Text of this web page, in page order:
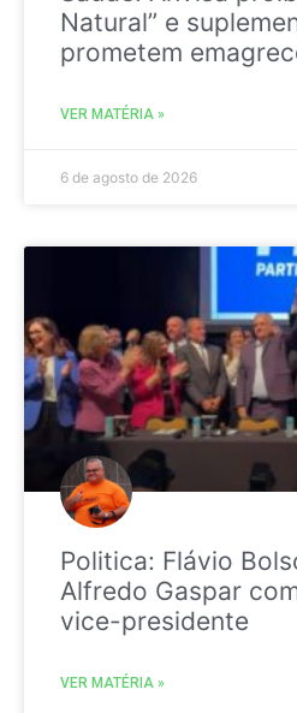
Natural” e
prometem
VER MATÉRIA »
6 de agosto de 2026
Politica: Flávio
Alfredo Gaspar
vice-presidente
VER MATÉRIA »